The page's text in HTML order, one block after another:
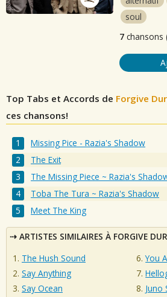
soul
7 chansons
Top Tabs et Accords de Forgive
ces chansons!
Missing Pice - Razia's Shadow
The Exit
The Missing Piece ~ Razia's
Toba The Tura ~ Razia's Shadow
Meet The King
ARTISTES SIMILAIRES À FORGIVE
The Hush Sound
Say Anything
Say Ocean
You
Juno